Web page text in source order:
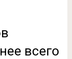
всего